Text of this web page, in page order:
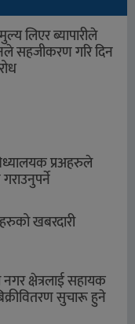
लिएर ब्यापारीले
सहजीकरण गरि दिन
प्रअहरुले
खबरदारी
नगर क्षेत्रलाई सहायक
सुचारू हुने